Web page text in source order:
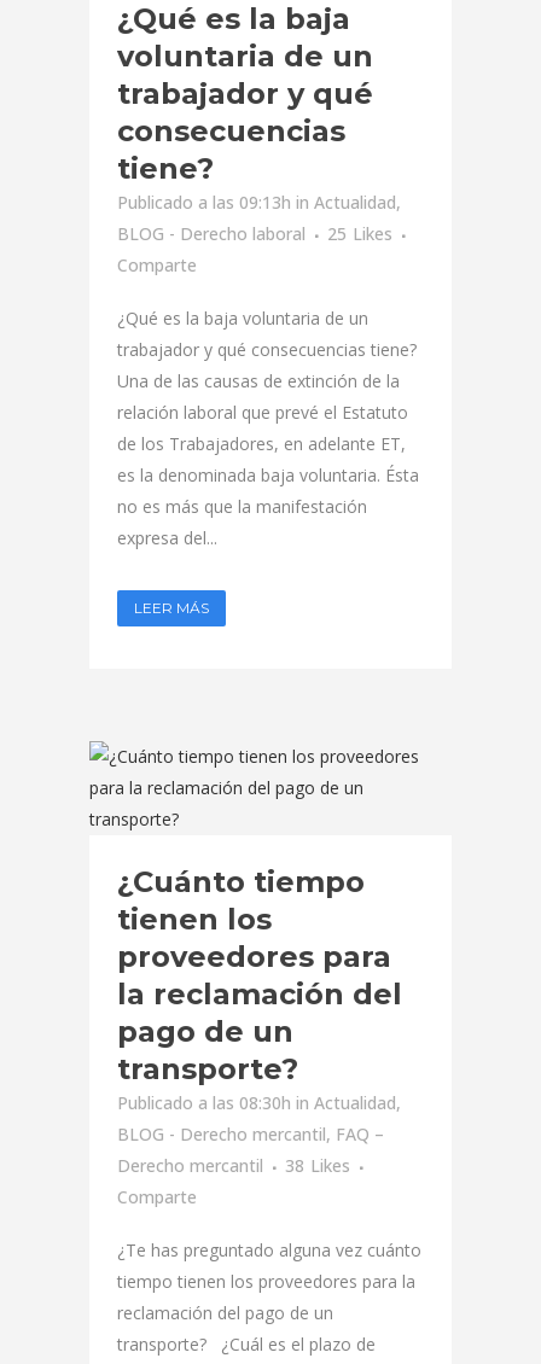
¿Qué es la baja
voluntaria de un
trabajador y qué
consecuencias
tiene?
Publicado a las 09:13h in Actualidad,
BLOG - Derecho laboral
25 Likes
Comparte
¿Qué es la baja voluntaria de un
trabajador y qué consecuencias tiene?
Una de las causas de extinción de la
relación laboral que prevé el Estatuto
de los Trabajadores, en adelante ET,
es la denominada baja voluntaria. Ésta
no es más que la manifestación
expresa del...
LEER MÁS
¿Cuánto tiempo
tienen los
proveedores para
la reclamación del
pago de un
transporte?
Publicado a las 08:30h in Actualidad,
BLOG - Derecho mercantil, FAQ –
Derecho mercantil
38 Likes
Comparte
¿Te has preguntado alguna vez cuánto
tiempo tienen los proveedores para la
reclamación del pago de un
transporte? ¿Cuál es el plazo de